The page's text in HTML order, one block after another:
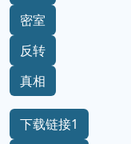
密室
反转
真相
下载链接1